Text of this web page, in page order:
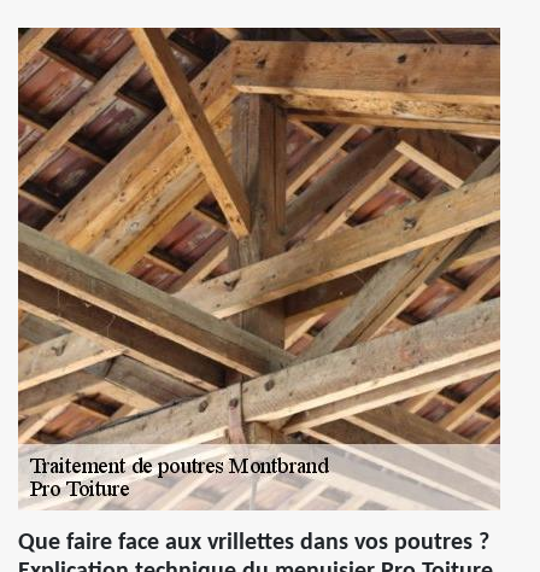
Que faire face aux vrillettes dans vos poutres ?